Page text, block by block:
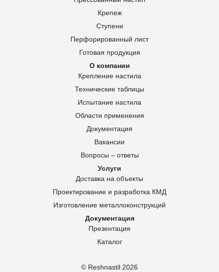
© Reshnastil 2026
Крепеж
Ступени
Перфорированный лист
Готовая продукция
О компании
Крепление настила
Технические таблицы
Испытание настила
Области применения
Документация
Вакансии
Вопросы – ответы
Услуги
Доставка на объекты
Проектирование и разработка КМД
Изготовление металлоконструкций
Документация
Презентация
Каталог